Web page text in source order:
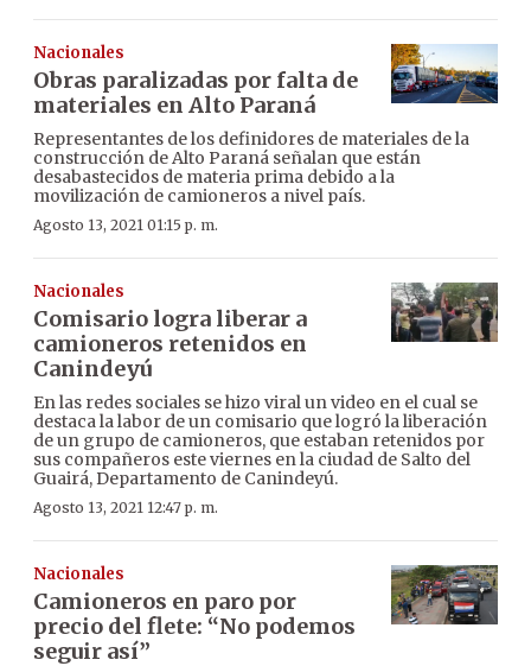
Nacionales
Obras paralizadas por falta de
materiales en Alto Paraná
Representantes de los definidores de materiales de la
construcción de Alto Paraná señalan que están
desabastecidos de materia prima debido a la
movilización de camioneros a nivel país.
Agosto 13, 2021 01:15 p. m.
Nacionales
Comisario logra liberar a
camioneros retenidos en
Canindeyú
En las redes sociales se hizo viral un video en el cual se
destaca la labor de un comisario que logró la liberación
de un grupo de camioneros, que estaban retenidos por
sus compañeros este viernes en la ciudad de Salto del
Guairá, Departamento de Canindeyú.
Agosto 13, 2021 12:47 p. m.
Nacionales
Camioneros en paro por
precio del flete: “No podemos
seguir así”